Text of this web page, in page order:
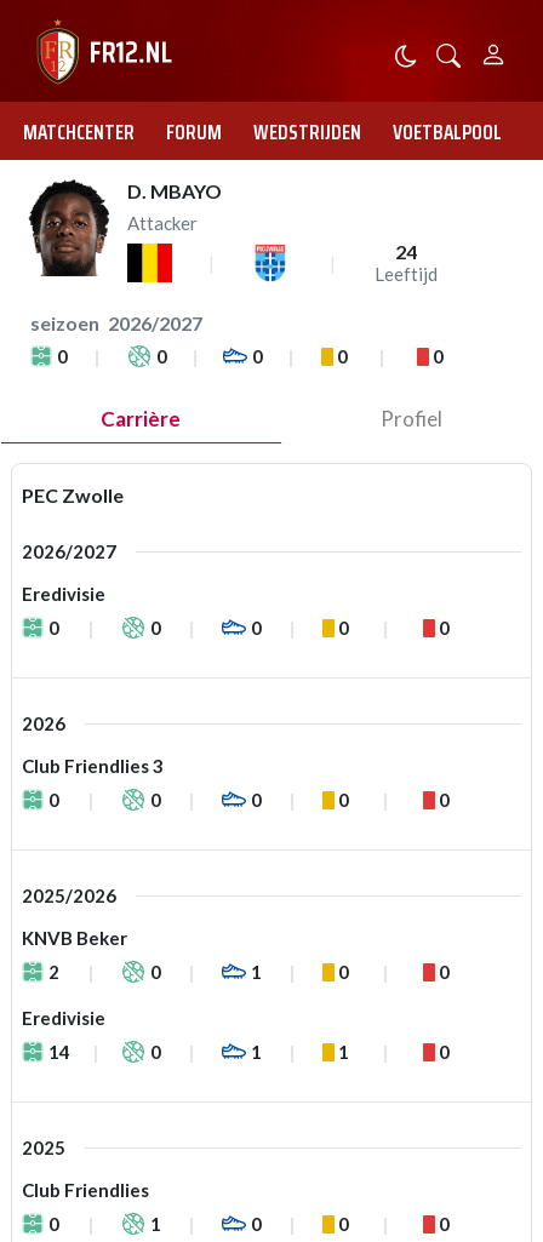
MATCHCENTER FORUM WEDSTRIJDEN VOETBALPOOL
D. MBAYO
Attacker
24
Leeftijd
seizoen 2026/2027
0 0 0 0 0
Carrière Profiel
PEC Zwolle
2026/2027
Eredivisie
0
0 0 0 0
2026
Club Friendlies 3
0
0 0 0 0
2025/2026
KNVB Beker
2
0 1 0 0
Eredivisie
14
0 1 1 0
2025
Club Friendlies
0
1 0 0 0